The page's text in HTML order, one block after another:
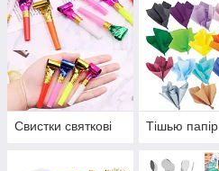
Свистки святкові Тішью папір